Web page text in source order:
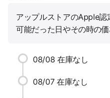
アップルストアのApple認
可能だった日やその時の価
08/08 在庫なし
08/07 在庫なし